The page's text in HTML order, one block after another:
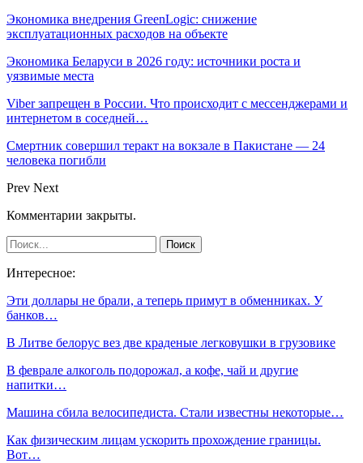
Экономика внедрения GreenLogic: снижение
эксплуатационных расходов на объекте
Экономика Беларуси в 2026 году: источники роста и
уязвимые места
Viber запрещен в России. Что происходит с мессенджерами и
интернетом в соседней…
Смертник совершил теракт на вокзале в Пакистане — 24
человека погибли
Prev Next
Комментарии закрыты.
Интересное:
Эти доллары не брали, а теперь примут в обменниках. У
банков…
В Литве белорус вез две краденые легковушки в грузовике
В феврале алкоголь подорожал, а кофе, чай и другие
напитки…
Машина сбила велосипедиста. Стали известны некоторые…
Как физическим лицам ускорить прохождение границы.
Вот…